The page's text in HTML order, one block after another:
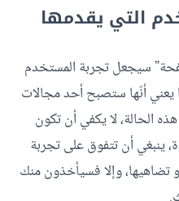
التي يقدمها
سيجعل تجربة المستخدم
يعني أنّها ستصبح أحد مجالات
الحالة، لا يكفي أن تكون
ينبغي أن تتفوق على تجربة
تضاهيها، وإلا فسيأخذون منك